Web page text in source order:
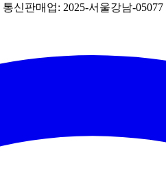
통신판매업: 2025-서울강남-05077